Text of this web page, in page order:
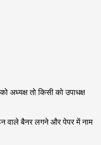
तो किसी को उपाधक्ष
वाले बैनर लगने और पेपर में नाम